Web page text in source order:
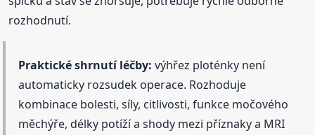
rozhodnutí.
Praktické shrnutí léčby: výhřez ploténky není
automaticky rozsudek operace. Rozhoduje
kombinace bolesti, síly, citlivosti, funkce močového
měchýře, délky potíží a shody mezi příznaky a MRI